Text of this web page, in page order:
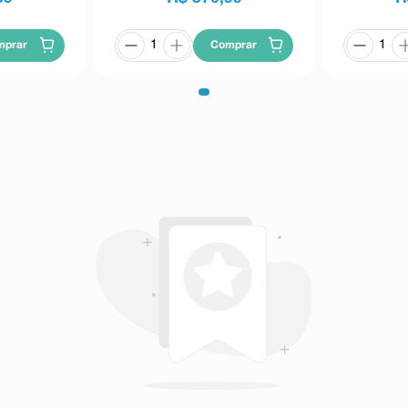
foram comuns (< 10% e > 1%),
e à mama foram incomuns (<
doenças mentais, eventos
que os eventos adversos
1% a > 0,1%).
- até 52 semanas de
Comprar